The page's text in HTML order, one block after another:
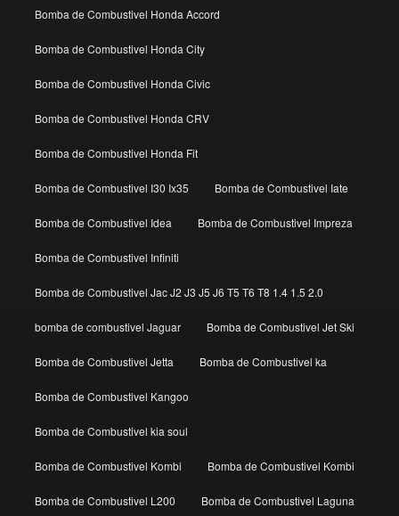
Bomba de Combustivel Honda Accord
Bomba de Combustivel Honda City
Bomba de Combustivel Honda Civic
Bomba de Combustivel Honda CRV
Bomba de Combustivel Honda Fit
Bomba de Combustivel I30 Ix35 Bomba de Combustivel Iate
Bomba de Combustivel Idea Bomba de Combustivel Impreza
Bomba de Combustivel Infiniti
Bomba de Combustivel Jac J2 J3 J5 J6 T5 T6 T8 1.4 1.5 2.0
bomba de combustivel Jaguar Bomba de Combustivel Jet Ski
Bomba de Combustivel Jetta Bomba de Combustivel ka
Bomba de Combustivel Kangoo
Bomba de Combustivel kia soul
Bomba de Combustivel Kombi Bomba de Combustivel Kombi
Bomba de Combustivel L200 Bomba de Combustivel Laguna